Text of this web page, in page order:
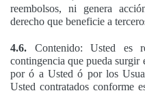
reembolsos, ni genera
derecho que beneficie a
4.6. Contenido: Usted es
contingencia que pueda
por ó a Usted ó por los
Usted contratados conforme